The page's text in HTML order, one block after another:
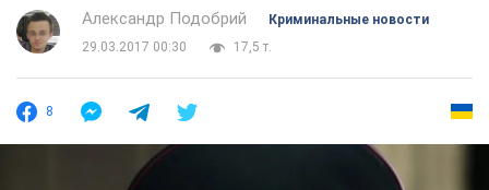
Александр Подобрий
Криминальные новости
29.03.2017 00:30
17,5 т.
8